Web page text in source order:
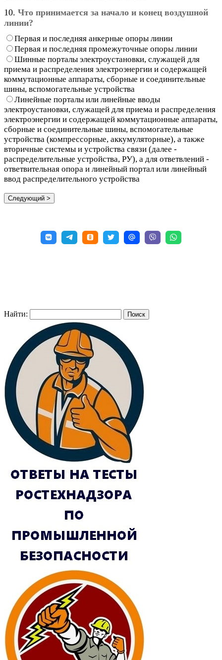
10. Что принимается за начало и конец воздушной
линии?
Первая и последняя анкерные опоры линии
Первая и последняя промежуточные опоры линии
Шинные порталы электроустановки, служащей для
приема и распределения электроэнергии и содержащей
коммутационные аппараты, сборные и соединительные
шины, вспомогательные устройства
Линейные порталы или линейные вводы
электроустановки, служащей для приема и распределения
электроэнергии и содержащей коммутационные аппараты,
сборные и соединительные шины, вспомогательные
устройства (компрессорные, аккумуляторные), а также
вторичные системы и устройства связи (далее -
распределительные устройства, РУ), а для ответвлений -
ответвительная опора и линейный портал или линейный
ввод распределительного устройства
Найти: